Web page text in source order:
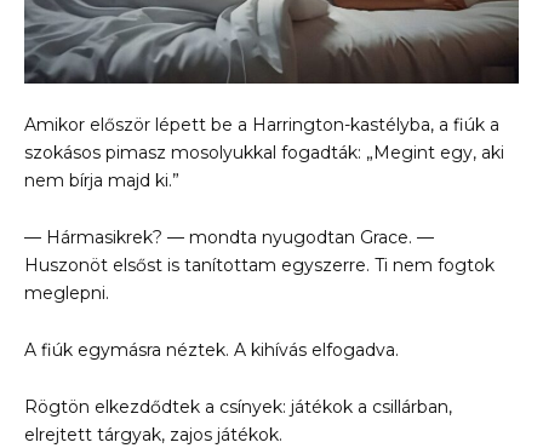
Amikor először lépett be a Harrington-kastélyba, a fiúk a
szokásos pimasz mosolyukkal fogadták: „Megint egy, aki
nem bírja majd ki.”
— Hármasikrek? — mondta nyugodtan Grace. —
Huszonöt elsőst is tanítottam egyszerre. Ti nem fogtok
meglepni.
A fiúk egymásra néztek. A kihívás elfogadva.
Rögtön elkezdődtek a csínyek: játékok a csillárban,
elrejtett tárgyak, zajos játékok.